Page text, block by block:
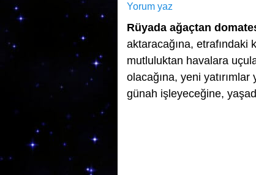
Yorum yaz
Rüyada ağaçtan
aktaracağına, etrafındaki
mutluluktan havalara
olacağına, yeni
günah işleyeceğine,